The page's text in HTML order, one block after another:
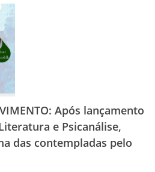
Após lançamento
e Psicanálise,
das contempladas pelo